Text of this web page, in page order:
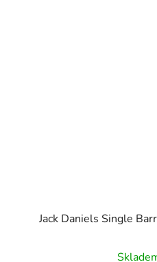
Jack Daniels Single